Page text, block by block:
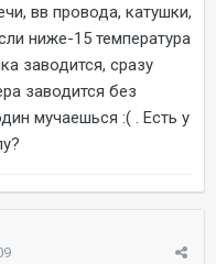
вв провода, катушки,
ниже-15 температура
заводится, сразу
заводится без
мучаешься :( . Есть у